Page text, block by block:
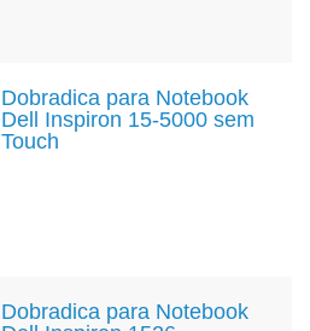
Dobradica para Notebook
Dell Inspiron 15-5000 sem
Touch
Dobradica para Notebook